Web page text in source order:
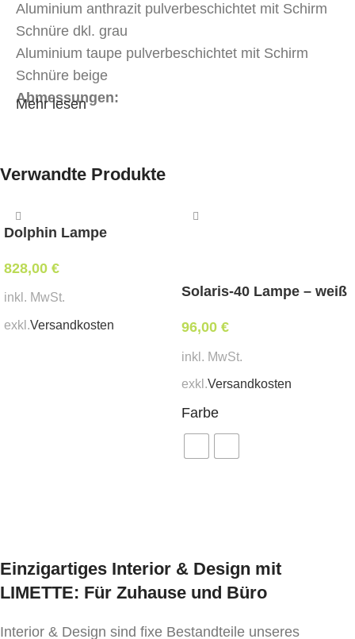
Aluminium anthrazit pulverbeschichtet mit Schirm
Schnüre dkl. grau
Aluminium taupe pulverbeschichtet mit Schirm
Schnüre beige
Abmessungen:
1 Stk.
Mehr lesen
Verwandte Produkte
Dolphin Lampe
828,00 €
inkl. MwSt.
exkl.Versandkosten
Solaris-40 Lampe – weiß
96,00 €
inkl. MwSt.
exkl.Versandkosten
Farbe
Einzigartiges Interior & Design mit
LIMETTE: Für Zuhause und Büro
Interior & Design sind fixe Bestandteile unseres